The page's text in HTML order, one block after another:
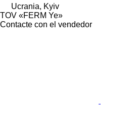
Ucrania, Kyiv
TOV «FERM Ye»
Contacte con el vendedor